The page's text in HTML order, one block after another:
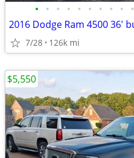
• • • • • • • • • •
7/28 126k mi
$5,550